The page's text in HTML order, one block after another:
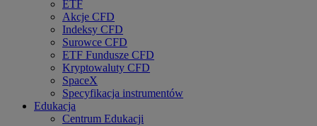
ETF
Akcje CFD
Indeksy CFD
Surowce CFD
ETF Fundusze CFD
Kryptowaluty CFD
SpaceX
Specyfikacja instrumentów
Edukacja
Centrum Edukacji